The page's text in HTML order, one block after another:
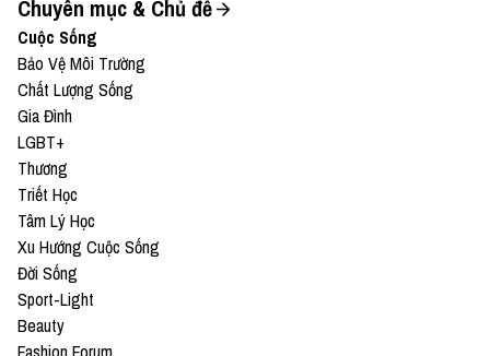
Chuyên mục & Chủ đề
Cuộc Sống
Bảo Vệ Môi Trường
Chất Lượng Sống
Gia Đình
LGBT+
Thương
Triết Học
Tâm Lý Học
Xu Hướng Cuộc Sống
Đời Sống
Sport-Light
Beauty